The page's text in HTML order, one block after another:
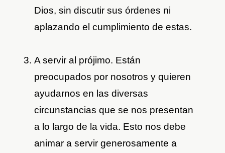
Dios, sin discutir sus órdenes ni
aplazando el cumplimiento de estas.
A servir al prójimo. Están
preocupados por nosotros y quieren
ayudarnos en las diversas
circunstancias que se nos presentan
a lo largo de la vida. Esto nos debe
animar a servir generosamente a